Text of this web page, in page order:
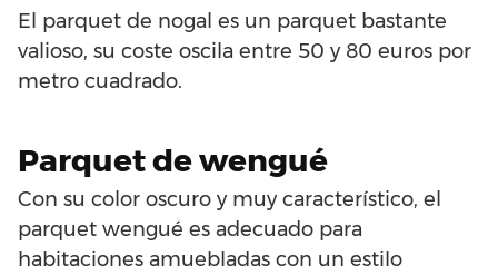
El parquet de nogal es un parquet bastante
valioso, su coste oscila entre 50 y 80 euros por
metro cuadrado.
Parquet de wengué
Con su color oscuro y muy característico, el
parquet wengué es adecuado para
habitaciones amuebladas con un estilo